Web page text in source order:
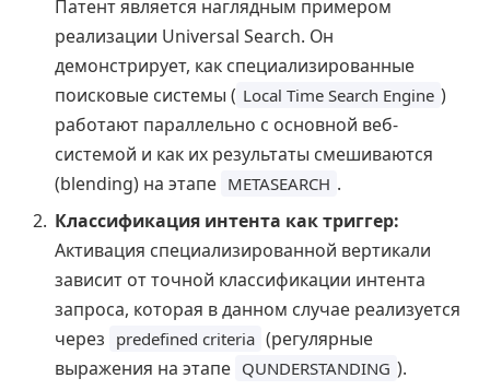
Патент является наглядным примером
реализации Universal Search. Он
демонстрирует, как специализированные
поисковые системы ( Local Time Search Engine )
работают параллельно с основной веб-
системой и как их результаты смешиваются
(blending) на этапе METASEARCH .
Классификация интента как триггер:
Активация специализированной вертикали
зависит от точной классификации интента
запроса, которая в данном случае реализуется
через predefined criteria (регулярные
выражения на этапе QUNDERSTANDING ).